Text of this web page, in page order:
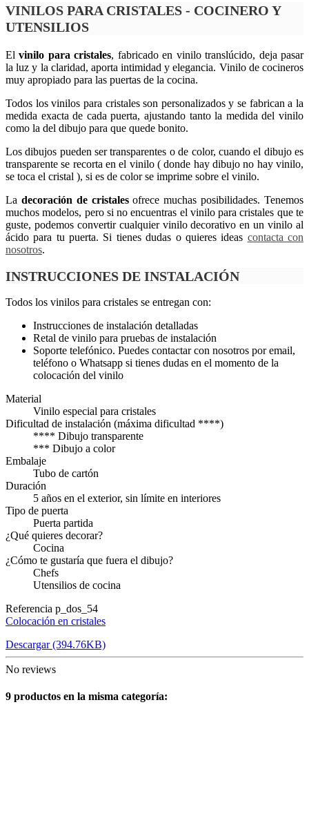
VINILOS PARA CRISTALES - COCINERO Y
UTENSILIOS
Elvinilo para cristales, fabricado en vinilo translúcido, deja pasar
la luz y la claridad, aporta intimidad y elegancia. Vinilo de cocineros
muy apropiado para las puertas de la cocina.
Todos los vinilos para cristales son personalizados y se fabrican a la
medida exacta de cada puerta, ajustando tanto la medida del vinilo
como la del dibujo para que quede bonito.
Los dibujos pueden ser transparentes o de color, cuando el dibujo es
transparente se recorta en el vinilo ( donde hay dibujo no hay vinilo,
se toca el cristal ), si es de color se imprime sobre el vinilo.
La decoración de cristalesofrece muchas posibilidades. Tenemos
muchos modelos, pero si no encuentras el vinilo para cristales que te
guste, podemos convertir cualquier vinilo decorativo en un vinilo al
ácido para tu puerta. Si tienes dudas o quieres ideas contacta con
nosotros.
INSTRUCCIONES DE INSTALACIÓN
Todos los vinilos para cristales se entregan con:
Instrucciones de instalación detalladas
Retal de vinilo para pruebas de instalación
Soporte telefónico. Puedes contactar con nosotros por email,
teléfono o Whatsapp si tienes dudas en el momento de la
colocación del vinilo
Material
Vinilo especial para cristales
Dificultad de instalación (máxima dificultad ****)
**** Dibujo transparente
*** Dibujo a color
Embalaje
Tubo de cartón
Duración
5 años en el exterior, sin límite en interiores
Tipo de puerta
Puerta partida
¿Qué quieres decorar?
Cocina
¿Cómo te gustaría que fuera el dibujo?
Chefs
Utensilios de cocina
Referencia p_dos_54
Colocación en cristales
Descargar (394.76KB)
No reviews
9 productos en la misma categoría: